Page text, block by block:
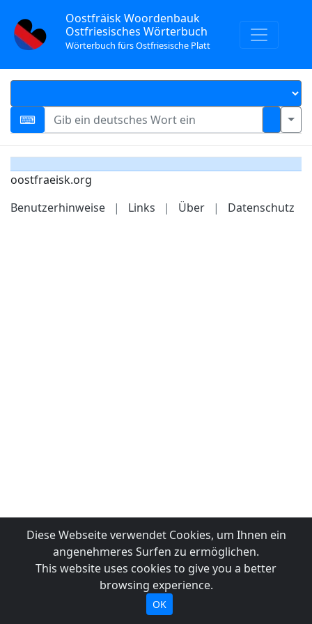
Oostfräisk Woordenbauk
Ostfriesisches Wörterbuch
Wörterbuch fürs Ostfriesische Platt
oostfraeisk.org
Benutzerhinweise
| Links | Über | Datenschutz
Diese Webseite verwendet Cookies, um Ihnen ein
angenehmeres Surfen zu ermöglichen.
This website uses cookies to give you a better
browsing experience.
OK